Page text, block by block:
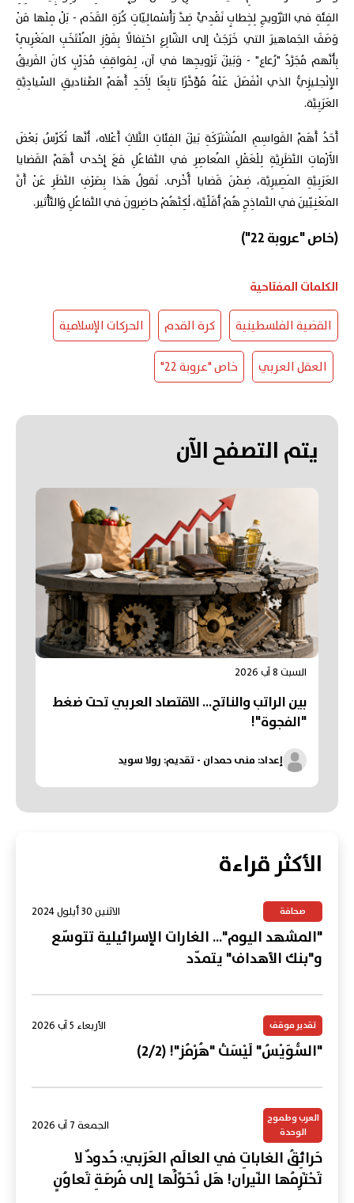
الفِئَةِ في التَّرْويجِ لِخِطابٍ نَقْدِيٍّ ضِدَّ رَأْسْمالِيّاتِ كُرَةِ القَدَم - بَلْ مِنْها مَنْ
وَصَفَ الجَماهيرَ التي خَرَجَتْ إلى الشّارِعِ احْتِفالًا بِفَوْزِ المُنْتَخَبِ المَغْرِبِيِّ
بِأَنَّهم مُجَرَّدُ "رُعاع" - وَبَيْنَ تَرْويجِها في آن، لِمَواقِفِ مُدَرِّبٍ كانَ الفَريقُ
الإِنْجليزِيُّ الذي انْفَصَلَ عَنْهُ مُؤَخَّرًا تابِعًا لِأَحَدِ أَهَمِّ الصَّناديقِ السِّيادِيَّةِ
العَرَبِيَّة.
أَحَدُ أَهَمِّ القَواسِمِ المُشْتَرَكَةِ بَيْنَ الفِئاتِ الثَّلاثِ أَعْلاه، أَنَّها تُكَرِّسُ بَعْضَ
الأَزْماتِ النَّظَرِيَّةِ لِلْعَقْلِ المُعاصِرِ في التَّفاعُلِ مَعَ إِحْدى أَهَمِّ القَضايا
العَرَبِيَّةِ المَصِيرِيَّة، ضِمْنَ قَضايا أُخْرى. نَقولُ هَذا بِصَرْفِ النَّظَرِ عَنْ أَنَّ
المَعْنِيّينَ في النَّماذِجِ هُمْ أَقَلِّيَّة، لٰكِنَّهُمْ حاضِرونَ في التَّفاعُلِ وَالتَّأْثير.
(خاص "عروبة 22")
الكلمات المفتاحية
القضية الفلسطينية كرة القدم الحركات الإسلامية
العقل العربي خاص "عروبة 22"
يتم التصفح الآن
السبت 8 آب 2026
بين الراتب والناتج… الاقتصاد العربي تحت ضغط
"الفجوة"!
إعداد: منى حمدان - تقديم: رولا سويد
الأكثر قراءة
صحافة الاثنين 30 أيلول 2024
"المشهد اليوم"... الغارات الإسرائيلية تتوسّع
و"بنك الأهداف" يتمدّد
تقدير موقف الأربعاء 5 آب 2026
"السُّوَيْسُ" لَيْسَتْ "هُرْمُز"! (2/2)
العرب وطموح
الوحدة
الجمعة 7 آب 2026
حَرائِقُ الغاباتِ في العالَمِ العَرَبي: حُدودٌ لا
تَحْتَرِمُها النّيران! هَل نُحَوِّلُها إلى فُرصَةِ تَعاوُنٍ